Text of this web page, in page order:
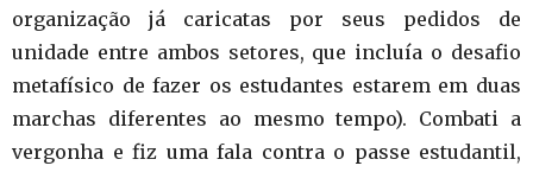
organização já caricatas por seus pedidos de
unidade entre ambos setores, que incluía o desafio
metafísico de fazer os estudantes estarem em duas
marchas diferentes ao mesmo tempo). Combati a
vergonha e fiz uma fala contra o passe estudantil,